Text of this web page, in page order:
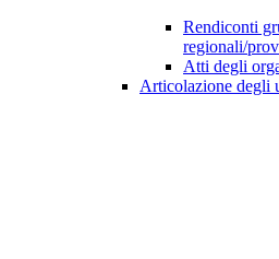
Rendiconti
regionali/
Atti degli
Articolazione degli